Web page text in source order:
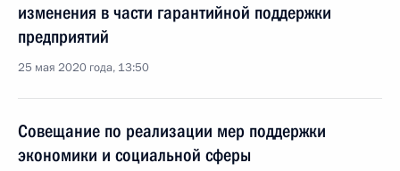
изменения в части гарантийной поддержки
предприятий
25 мая 2020 года, 13:50
Совещание по реализации мер поддержки
экономики и социальной сферы